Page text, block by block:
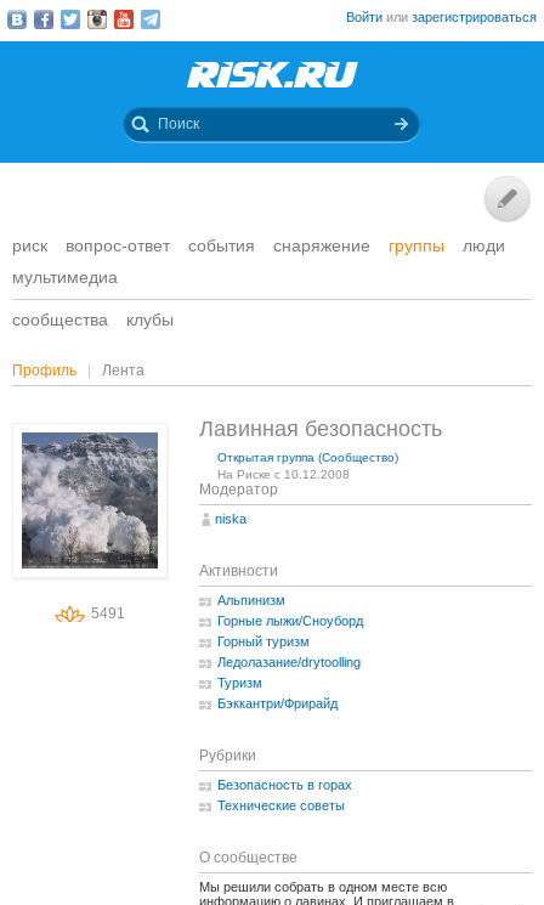
Войти или зарегистрироваться
риск вопрос-ответ события снаряжение группы
люди
мультимедиа
сообщества клубы
Профиль Лента
5491
Лавинная безопасность
Открытая группа (Сообщество)
На Риске с 10.12.2008
Модератор
niska
Активности
Альпинизм
Горные лыжи/Сноуборд
Горный туризм
Ледолазание/drytoolling
Туризм
Бэккантри/Фрирайд
Рубрики
Безопасность в горах
Технические советы
О сообществе
Мы решили собрать в одном месте всю
информацию о лавинах. И приглашаем в